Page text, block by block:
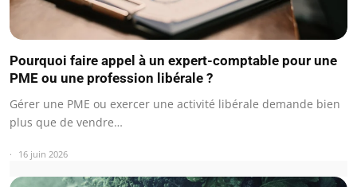
Pourquoi faire appel à un expert-comptable pour une
PME ou une profession libérale ?
Gérer une PME ou exercer une activité libérale demande bien
plus que de vendre…
16 juin 2026